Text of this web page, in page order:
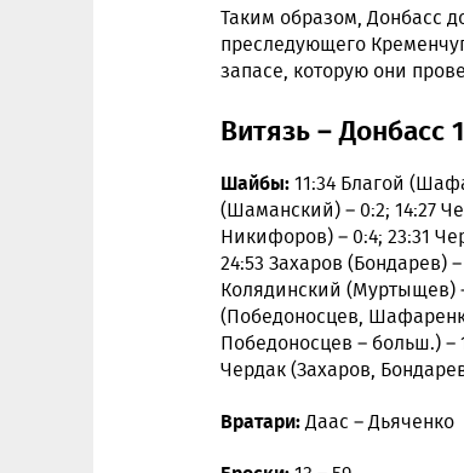
Таким образом, Донбасс
преследующего
запасе, которую они
Витязь – Донбасс
Шайбы:11:34 Благой
(Шаманский) – 0:2; 14:27
Никифоров) – 0:4; 23:31
24:53 Захаров (Бондарев)
Колядинский (Муртыщев)
(Победоносцев,
Победоносцев – больш.) –
Чердак (Захаров,
Вратари:Даас – Дьяченко